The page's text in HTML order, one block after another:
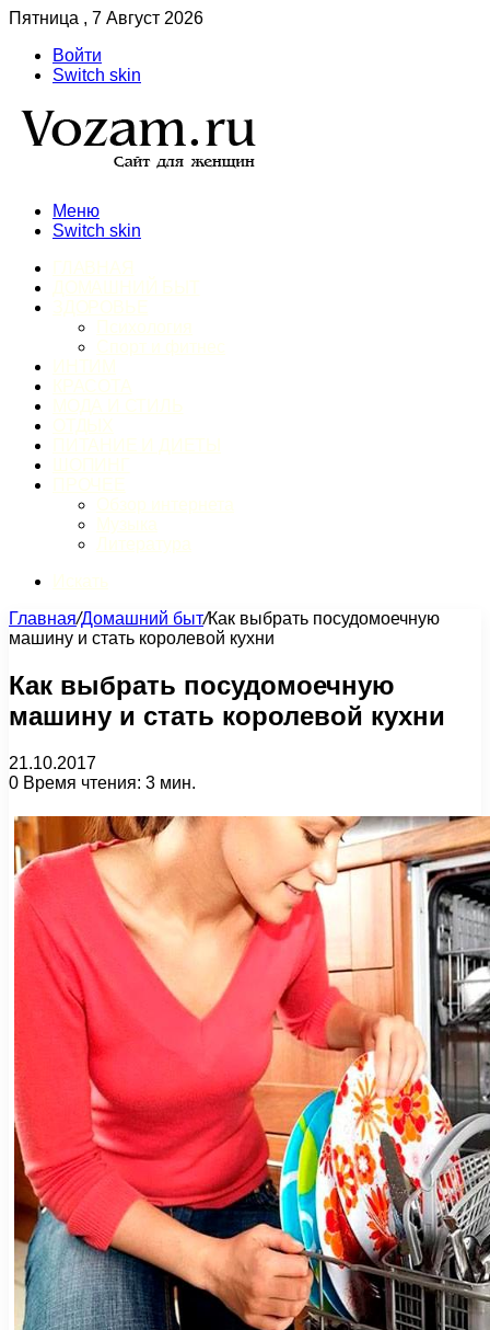
Пятница , 7 Август 2026
Войти
Switch skin
Меню
Switch skin
Главная/Домашний быт/Как выбрать посудомоечную
машину и стать королевой кухни
Как выбрать посудомоечную
машину и стать королевой кухни
21.10.2017
0 Время чтения: 3 мин.